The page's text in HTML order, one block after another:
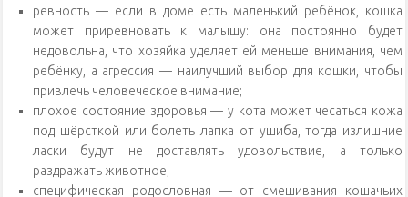
ревность — если в доме есть маленький ребёнок, кошка
может приревновать к малышу: она постоянно будет
недовольна, что хозяйка уделяет ей меньше внимания, чем
ребёнку, а агрессия — наилучший выбор для кошки, чтобы
привлечь человеческое внимание;
плохое состояние здоровья — у кота может чесаться кожа
под шёрсткой или болеть лапка от ушиба, тогда излишние
ласки будут не доставлять удовольствие, а только
раздражать животное;
специфическая родословная — от смешивания кошачьих